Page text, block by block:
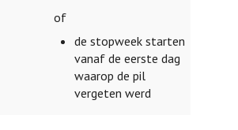
of
de stopweek starten
vanaf de eerste dag
waarop de pil
vergeten werd